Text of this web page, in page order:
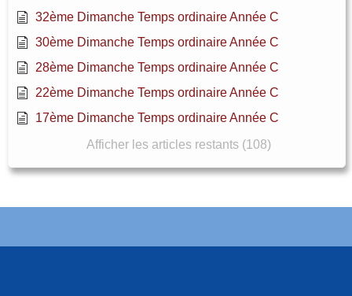
32ème Dimanche Temps ordinaire Année C
30ème Dimanche Temps ordinaire Année C
28ème Dimanche Temps ordinaire Année C
22ème Dimanche Temps ordinaire Année C
17ème Dimanche Temps ordinaire Année C
Afficher les articles restants (108)